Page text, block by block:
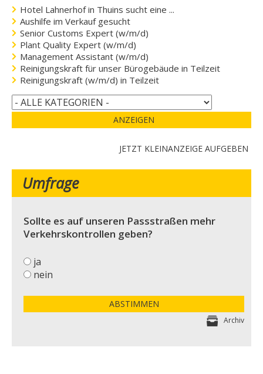
Hotel Lahnerhof in Thuins sucht eine ...
Aushilfe im Verkauf gesucht
Senior Customs Expert (w/m/d)
Plant Quality Expert (w/m/d)
Management Assistant (w/m/d)
Reinigungskraft für unser Bürogebäude in Teilzeit
Reinigungskraft (w/m/d) in Teilzeit
ANZEIGEN
JETZT KLEINANZEIGE AUFGEBEN
Umfrage
Sollte es auf unseren Passstraßen mehr
Verkehrskontrollen geben?
ja
nein
ABSTIMMEN
Archiv